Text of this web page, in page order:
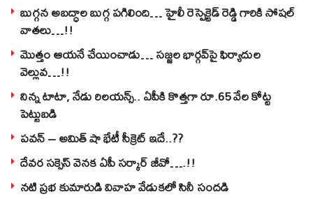
బుగ్గన అబద్ధాల బుగ్గ పగిలింది… హైలీ రెస్పెక్టెడ్‌ రెడ్డి గారికి సోషల్‌
వాతలు…!!
మొత్తం ఆయనే చేయించాడు… సజ్జల భార్గవ్‌పై ఫిర్యాదుల
వెల్లువ…!!
నిన్న టాటా, నేడు రిలయన్స్.. ఏపీకి కొత్తగా రూ.65 వేల కోట్ట
పెట్టుబడి
పవన్‌ – అమిత్‌ షా భేటీ సీక్రెట్‌ ఇదే..??
దేవర సక్సెస్‌ వెనక ఏపీ సర్కార్‌ జీవో….!!
నటి ప్రభ కుమారుడి వివాహ వేడుకలో సినీ సందడి